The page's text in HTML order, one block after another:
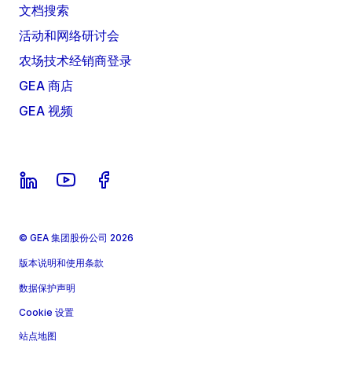
文档搜索
活动和网络研讨会
农场技术经销商登录
GEA 商店
GEA 视频
© GEA 集团股份公司 2026
版本说明和使用条款
数据保护声明
Cookie 设置
站点地图